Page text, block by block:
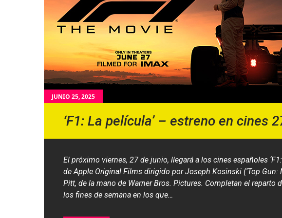
JUNIO 25, 2025
‘F1: La película’ – estreno en cines
El próximo viernes, 27 de junio, llegará a los cines españoles
de Apple Original Films dirigido por Joseph Kosinski (‘Top Gun:
Pitt, de la mano de Warner Bros. Pictures. Completan el reparto
los fines de semana en los que…